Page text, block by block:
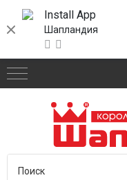
Install App
Шапландия